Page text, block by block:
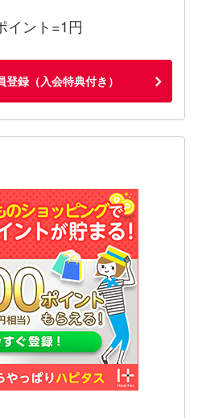
イント=1円
録（入会特典付き）